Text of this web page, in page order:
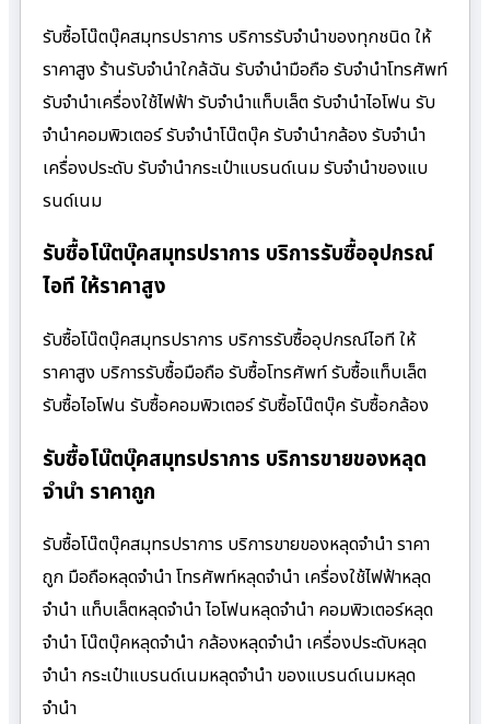
รับซื้อโน๊ตบุ๊คสมุทรปราการ บริการรับจำนำของทุกชนิด ให้
ราคาสูง ร้านรับจํานําใกล้ฉัน รับจำนำมือถือ รับจำนำโทรศัพท์
รับจำนำเครื่องใช้ไฟฟ้า รับจำนำแท็บเล็ต รับจำนำไอโฟน รับ
จำนำคอมพิวเตอร์ รับจำนำโน๊ตบุ๊ค รับจำนำกล้อง รับจำนำ
เครื่องประดับ รับจำนำกระเป๋าแบรนด์เนม รับจำนำของแบ
รนด์เนม
รับซื้อโน๊ตบุ๊คสมุทรปราการ บริการรับซื้ออุปกรณ์
ไอที ให้ราคาสูง
รับซื้อโน๊ตบุ๊คสมุทรปราการ บริการรับซื้ออุปกรณ์ไอที ให้
ราคาสูง บริการรับซื้อมือถือ รับซื้อโทรศัพท์ รับซื้อแท็บเล็ต
รับซื้อไอโฟน รับซื้อคอมพิวเตอร์ รับซื้อโน๊ตบุ๊ค รับซื้อกล้อง
รับซื้อโน๊ตบุ๊คสมุทรปราการ บริการขายของหลุด
จำนำ ราคาถูก
รับซื้อโน๊ตบุ๊คสมุทรปราการ บริการขายของหลุดจำนำ ราคา
ถูก มือถือหลุดจำนำ โทรศัพท์หลุดจำนำ เครื่องใช้ไฟฟ้าหลุด
จำนำ แท็บเล็ตหลุดจำนำ ไอโฟนหลุดจำนำ คอมพิวเตอร์หลุด
จำนำ โน๊ตบุ๊คหลุดจำนำ กล้องหลุดจำนำ เครื่องประดับหลุด
จำนำ กระเป๋าแบรนด์เนมหลุดจำนำ ของแบรนด์เนมหลุด
จำนำ